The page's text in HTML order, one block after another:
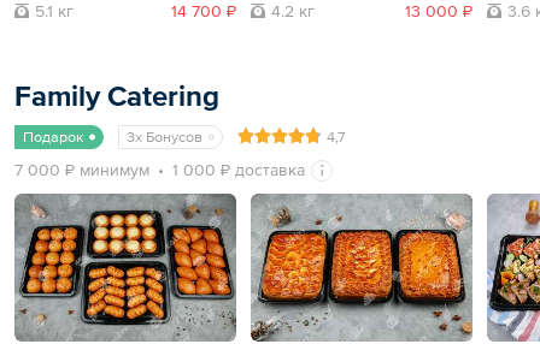
5.1 кг
14 700 ₽
4.2 кг
13 000 ₽
3.6
Family Catering
Подарок 3x Бонусов 4,7
7 000 ₽ минимум 1 000 ₽ доставка